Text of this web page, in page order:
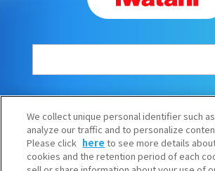
Youtube公式チャンネル
We collect unique personal identifier such
analyze our traffic and to personalize
Please click here to see more details
cookies and the retention period of each